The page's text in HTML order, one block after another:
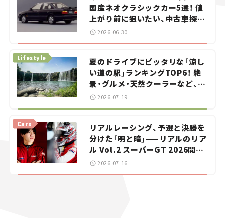
国産ネオクラシックカー5選！ 値
上がり前に狙いたい、中古車探し
をお手伝い――ちょっとイケてるマ
2026.06.30
夏のドライブにピッタリな「涼し
い道の駅」ランキングTOP6！ 絶
景・グルメ・天然クーラーなど、避
暑におすすめのスポットを紹介
【道の駅マニアの推し駅ガイド】
Lifestyle
2026.07.19
リアルレーシング、予選と決勝を
分けた「明と暗」——リアルのリア
ル Vol.2 スーパーGT 2026開幕
戦 岡山国際サーキット
Cars
2026.07.16